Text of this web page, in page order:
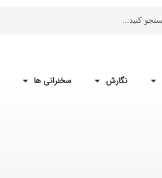
نگارش سخنرانی ها